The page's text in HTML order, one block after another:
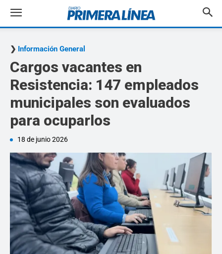
Información General
Cargos vacantes en
Resistencia: 147 empleados
municipales son evaluados
para ocuparlos
18 de junio 2026